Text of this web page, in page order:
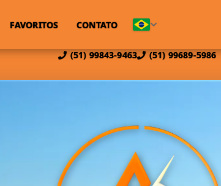
(51) 99843-9463 (51) 99689-5986
FAVORITOS CONTATO